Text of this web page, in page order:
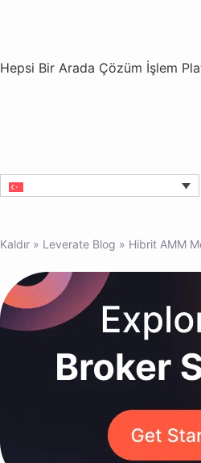
Hepsi Bir Arada Çözüm İşlem
Kaldır » Leverate Blog » Hibrit AMM